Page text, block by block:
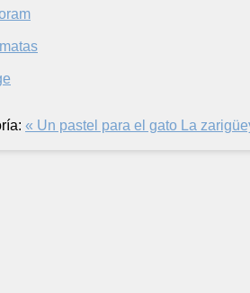
« Un pastel para el gato La